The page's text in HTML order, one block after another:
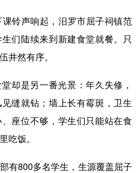
铃声响起，汨罗市屈子祠镇范
们陆续来到新建食堂就餐。只
井然有序。
是另一番光景：年久失修，
缝就钻；墙上长有霉斑，卫生
座位不够，学生们只能站在食
吃饭。
800多名学生，生源覆盖屈子